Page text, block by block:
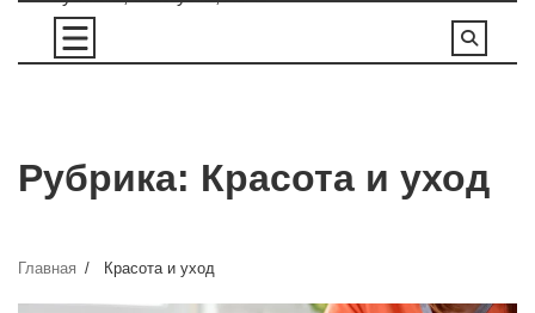
Перейти
содержимому
Рубрика: Красота и уход
Главная Красота и уход